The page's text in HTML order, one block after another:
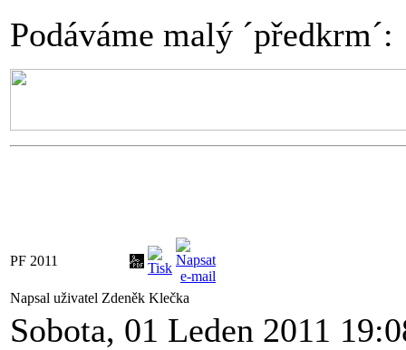
Podáváme malý ´předkrm´:
PF 2011
Napsal uživatel Zdeněk Klečka
Sobota, 01 Leden 2011